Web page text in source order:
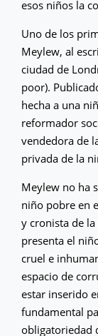
esos niños la
Uno de los
Meylew, al
ciudad de
poor).
hecha a una
reformador
vendedora de
privada de la
Meylew no ha
niño pobre en
y cronista de
presenta el
cruel e
espacio de
estar inserido
fundamental
obligatoriedad